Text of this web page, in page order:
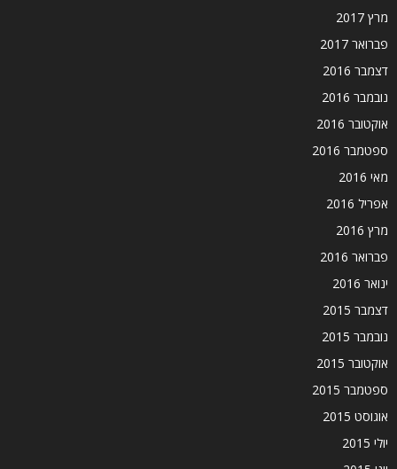
מרץ 2017
פברואר 2017
דצמבר 2016
נובמבר 2016
אוקטובר 2016
ספטמבר 2016
מאי 2016
אפריל 2016
מרץ 2016
פברואר 2016
ינואר 2016
דצמבר 2015
נובמבר 2015
אוקטובר 2015
ספטמבר 2015
אוגוסט 2015
יולי 2015